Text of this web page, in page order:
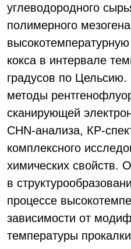
углеводородного
полимерного
высокотемпературную
кокса в интервале
градусов по Цельсию.
методы
сканирующей
CHN-анализа, КР-
комплексного
химических свойств.
в
процессе
зависимости от
температуры